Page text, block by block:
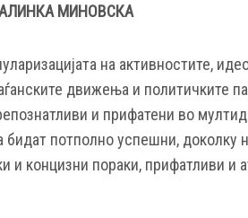
МИНОВСКА
на активностите,
движења и политичките
и прифатени во
бидат потполно успешни, доколку
и концизни пораки, прифатливи и